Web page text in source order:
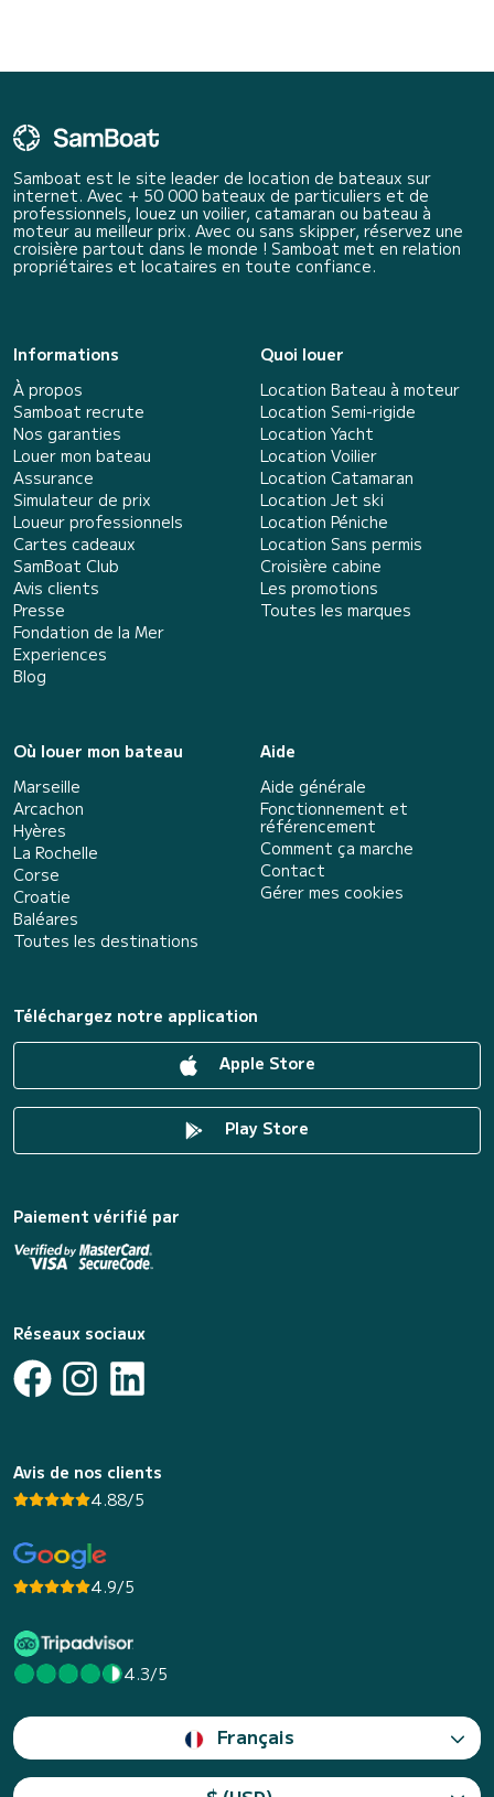
Samboat est le site leader de location de bateaux sur
internet. Avec + 50 000 bateaux de particuliers et de
professionnels, louez un voilier, catamaran ou bateau à
moteur au meilleur prix. Avec ou sans skipper, réservez une
croisière partout dans le monde ! Samboat met en relation
propriétaires et locataires en toute confiance.
Informations
À propos
Samboat recrute
Nos garanties
Louer mon bateau
Assurance
Simulateur de prix
Loueur professionnels
Cartes cadeaux
SamBoat Club
Avis clients
Presse
Fondation de la Mer
Experiences
Blog
Quoi louer
Location Bateau à moteur
Location Semi-rigide
Location Yacht
Location Voilier
Location Catamaran
Location Jet ski
Location Péniche
Location Sans permis
Croisière cabine
Les promotions
Toutes les marques
Où louer mon bateau
Marseille
Arcachon
Hyères
La Rochelle
Corse
Croatie
Baléares
Toutes les destinations
Aide
Aide générale
Fonctionnement et
référencement
Comment ça marche
Contact
Gérer mes cookies
Téléchargez notre application
Apple Store
Play Store
Paiement vérifié par
Réseaux sociaux
Avis de nos clients
4.88/5
4.9/5
4.3/5
Français